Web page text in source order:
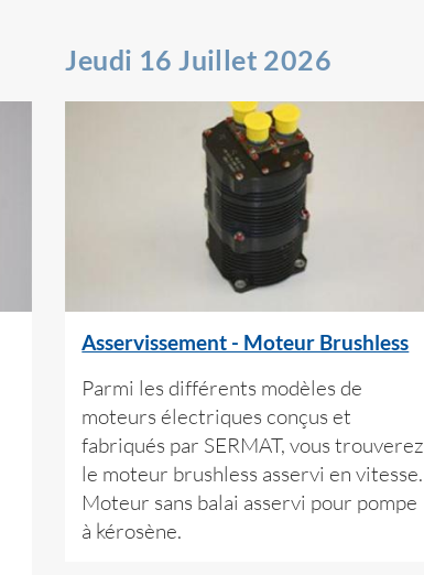
Jeudi 16 Juillet 2026
Asservissement - Moteur Brushless
Parmi les différents modèles de
moteurs électriques conçus et
fabriqués par SERMAT, vous trouverez
le moteur brushless asservi en vitesse.
Moteur sans balai asservi pour pompe
à kérosène.